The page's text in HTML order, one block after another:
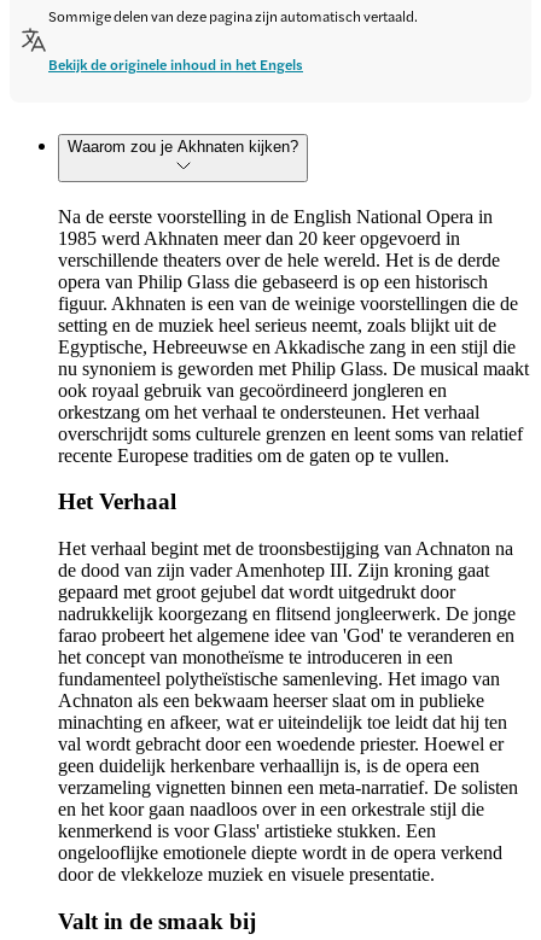
Sommige delen van deze pagina zijn automatisch vertaald.
Bekijk de originele inhoud in het Engels
Waarom zou je Akhnaten kijken?
Na de eerste voorstelling in de English National Opera in
1985 werd Akhnaten meer dan 20 keer opgevoerd in
verschillende theaters over de hele wereld. Het is de derde
opera van Philip Glass die gebaseerd is op een historisch
figuur. Akhnaten is een van de weinige voorstellingen die de
setting en de muziek heel serieus neemt, zoals blijkt uit de
Egyptische, Hebreeuwse en Akkadische zang in een stijl die
nu synoniem is geworden met Philip Glass. De musical maakt
ook royaal gebruik van gecoördineerd jongleren en
orkestzang om het verhaal te ondersteunen. Het verhaal
overschrijdt soms culturele grenzen en leent soms van relatief
recente Europese tradities om de gaten op te vullen.
Het Verhaal
Het verhaal begint met de troonsbestijging van Achnaton na
de dood van zijn vader Amenhotep III. Zijn kroning gaat
gepaard met groot gejubel dat wordt uitgedrukt door
nadrukkelijk koorgezang en flitsend jongleerwerk. De jonge
farao probeert het algemene idee van 'God' te veranderen en
het concept van monotheïsme te introduceren in een
fundamenteel polytheïstische samenleving. Het imago van
Achnaton als een bekwaam heerser slaat om in publieke
minachting en afkeer, wat er uiteindelijk toe leidt dat hij ten
val wordt gebracht door een woedende priester. Hoewel er
geen duidelijk herkenbare verhaallijn is, is de opera een
verzameling vignetten binnen een meta-narratief. De solisten
en het koor gaan naadloos over in een orkestrale stijl die
kenmerkend is voor Glass' artistieke stukken. Een
ongelooflijke emotionele diepte wordt in de opera verkend
door de vlekkeloze muziek en visuele presentatie.
Valt in de smaak bij